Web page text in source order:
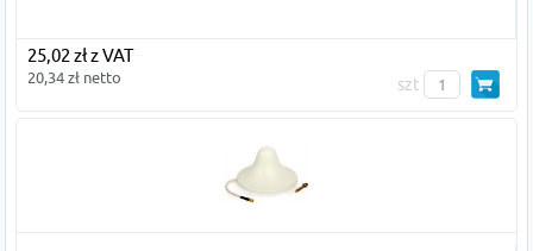
25,02 zł z VAT
20,34 zł netto szt